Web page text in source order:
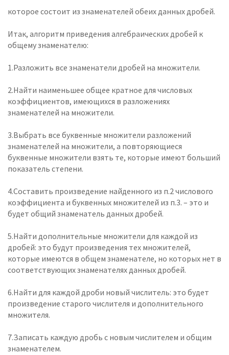
которое состоит из знаменателей обеих данных дробей.
Итак, алгоритм приведения алгебраических дробей к
общему знаменателю:
1.Разложить все знаменатели дробей на множители.
2.Найти наименьшее общее кратное для числовых
коэффициентов, имеющихся в разложениях
знаменателей на множители.
3.Выбрать все буквенные множители разложений
знаменателей на множители, а повторяющиеся
буквенные множители взять те, которые имеют больший
показатель степени.
4.Составить произведение найденного из п.2 числового
коэффициента и буквенных множителей из п.3. – это и
будет общий знаменатель данных дробей.
5.Найти дополнительные множители для каждой из
дробей: это будут произведения тех множителей,
которые имеются в общем знаменателе, но которых нет в
соответствующих знаменателях данных дробей.
6.Найти для каждой дроби новый числитель: это будет
произведение старого числителя и дополнительного
множителя.
7.Записать каждую дробь с новым числителем и общим
знаменателем.